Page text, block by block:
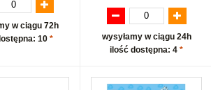
w ciągu 72h
10 *
wysyłamy w ciągu 24h
ilość dostępna: 4 *